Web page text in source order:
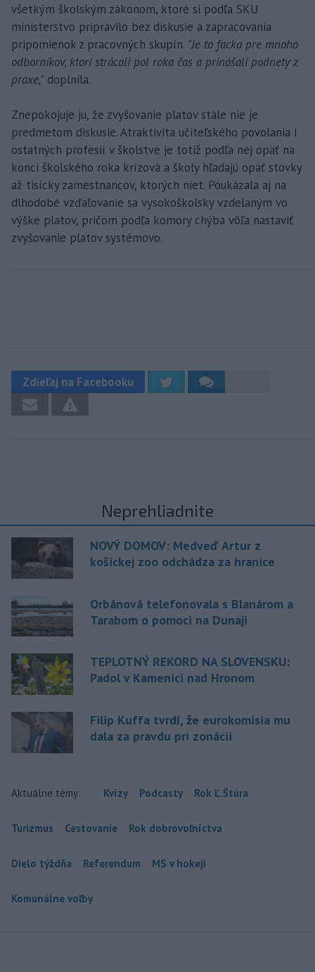
všetkým školským zákonom, ktoré si podľa SKU
ministerstvo pripravilo bez diskusie a zapracovania
pripomienok z pracovných skupín. "Je to facka pre mnoho
odborníkov, ktorí strácali pol roka čas a prinášali podnety z
praxe," doplnila.
Znepokojuje ju, že zvyšovanie platov stále nie je
predmetom diskusie. Atraktivita učiteľského povolania i
ostatných profesií v školstve je totiž podľa nej opäť na
konci školského roka krízová a školy hľadajú opäť stovky
až tisícky zamestnancov, ktorých niet. Poukázala aj na
dlhodobé vzďaľovanie sa vysokoškolsky vzdelaným vo
výške platov, pričom podľa komory chýba vôľa nastaviť
zvyšovanie platov systémovo.
Zdieľaj na Facebooku
Neprehliadnite
NOVÝ DOMOV: Medveď Artur z
košickej zoo odchádza za hranice
Orbánová telefonovala s Blanárom a
Tarabom o pomoci na Dunaji
TEPLOTNÝ REKORD NA SLOVENSKU:
Padol v Kamenici nad Hronom
Filip Kuffa tvrdí, že eurokomisia mu
dala za pravdu pri zonácii
Aktuálne témy: Kvízy Podcasty Rok Ľ.Štúra
Turizmus Cestovanie Rok dobrovoľníctva
Dielo týždňa Referendum MS v hokeji
Komunálne voľby